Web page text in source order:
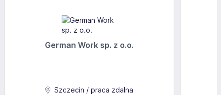
German Work sp. z o.o.
Szczecin / praca zdalna